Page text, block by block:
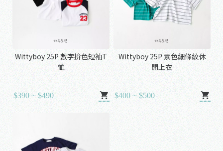
Wittyboy 25P 數字拚色短袖T
恤
$390 ~ $490
Wittyboy 25P 素色細條紋休
閒上衣
$400 ~ $500